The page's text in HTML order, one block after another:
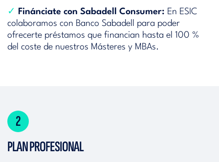
✓ Finánciate con Sabadell Consumer: En ESIC
colaboramos con Banco Sabadell para poder
ofrecerte préstamos que financian hasta el 100 %
del coste de nuestros Másteres y MBAs.
2
PLAN PROFESIONAL